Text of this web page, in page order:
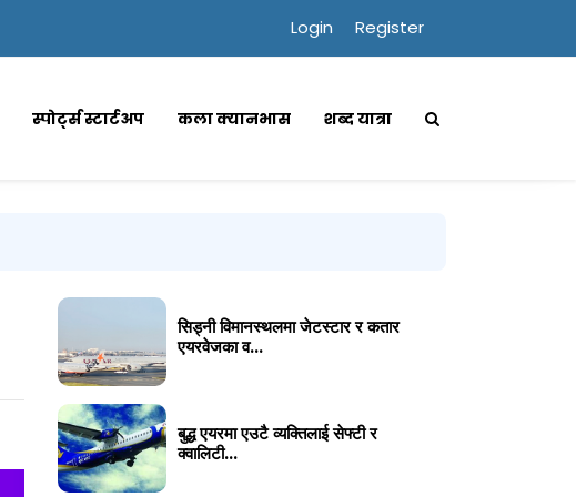
Login Register
स्पोर्ट्स स्टार्टअप कला क्यानभास शब्द यात्रा
सिड्नी विमानस्थलमा जेटस्टार र कतार
एयरवेजका व...
बुद्ध एयरमा एउटै व्यक्तिलाई सेफ्टी र
क्वालिटी...